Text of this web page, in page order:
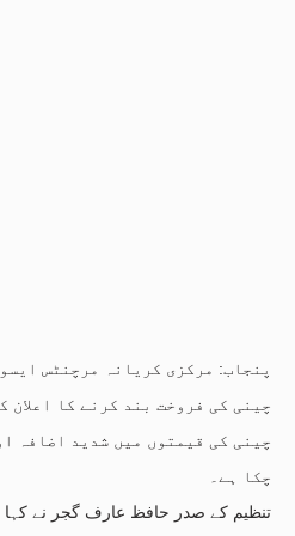
پنجاب: مرکزی کریانہ مرچنٹس
چینی کی فروخت بند کرنے کا اعلان
چینی کی قیمتوں میں شدید اضافہ
چکا ہے۔
تنظیم کے صدر حافظ عارف گجر نے کہا